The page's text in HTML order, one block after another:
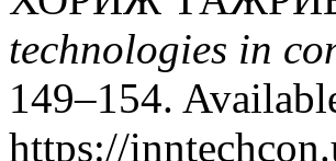
technologies in
149–154.
https://